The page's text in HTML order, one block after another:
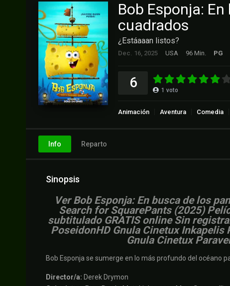
Bob Esponja:
cuadrados
¿Estáaaan listos?
Dec. 16, 2025 USA 96 Min. PG
6 1 voto
Animación Aventura Comedia
Info Reparto
Sinopsis
Ver Bob Esponja: En busca de los
Search for SquarePants (2025)
subtitulado GRATIS online Sin
PoseidonHD Gnula Cinetux
Gnula Cinetux
Bob Esponja se sumerge en lo más profundo del océano
Director/a: Derek Drymon